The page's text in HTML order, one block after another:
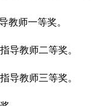
教师一等奖。
导教师二等奖。
导教师三等奖。